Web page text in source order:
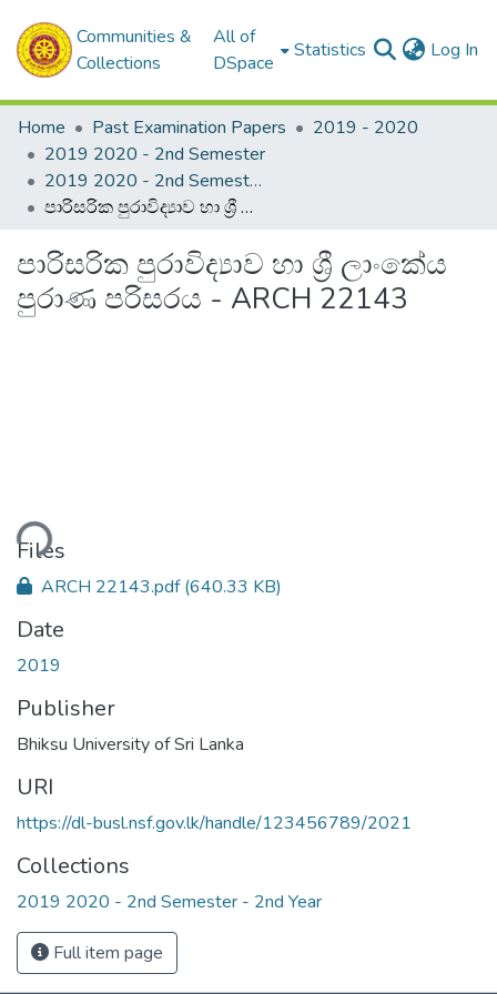
Communities &
Collections
All of
DSpace
Statistics Log In
Home Past Examination Papers
2019 - 2020
2019 2020 - 2nd Semester
2019 2020 - 2nd Semester - 2nd Year
පාරිසරික පුරාවිද්‍යාව හා ශ්‍රී ලාංකේය පුරාණ පරිසරය - ARCH 22143
පාරිසරික පුරාවිද්‍යාව හා ශ්‍රී ලාංකේය
පුරාණ පරිසරය - ARCH 22143
Files
ARCH 22143.pdf(640.33 KB)
Date
2019
Publisher
Bhiksu University of Sri Lanka
URI
https://dl-busl.nsf.gov.lk/handle/123456789/2021
Collections
2019 2020 - 2nd Semester - 2nd Year
Full item page